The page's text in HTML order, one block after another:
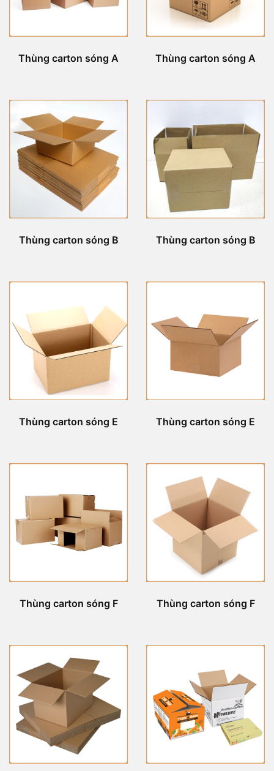
Thùng carton sóng A Thùng carton sóng A
Thùng carton sóng B Thùng carton sóng B
Thùng carton sóng E Thùng carton sóng E
Thùng carton sóng F Thùng carton sóng F